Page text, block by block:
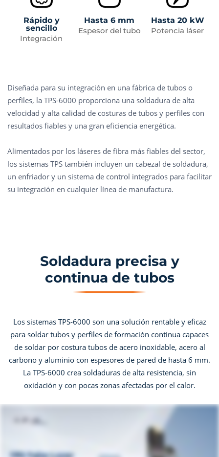
Rápido y
sencillo
Integración
Hasta 6 mm
Espesor del tubo
Hasta 20 kW
Potencia láser
Diseñada para su integración en una fábrica de tubos o
perfiles, la TPS-6000 proporciona una soldadura de alta
velocidad y alta calidad de costuras de tubos y perfiles con
resultados fiables y una gran eficiencia energética.
Alimentados por los láseres de fibra más fiables del sector,
los sistemas TPS también incluyen un cabezal de soldadura,
un enfriador y un sistema de control integrados para facilitar
su integración en cualquier línea de manufactura.
Soldadura precisa y
continua de tubos
Los sistemas TPS-6000 son una solución rentable y eficaz
para soldar tubos y perfiles de formación continua capaces
de soldar por costura tubos de acero inoxidable, acero al
carbono y aluminio con espesores de pared de hasta 6 mm.
La TPS-6000 crea soldaduras de alta resistencia, sin
oxidación y con pocas zonas afectadas por el calor.